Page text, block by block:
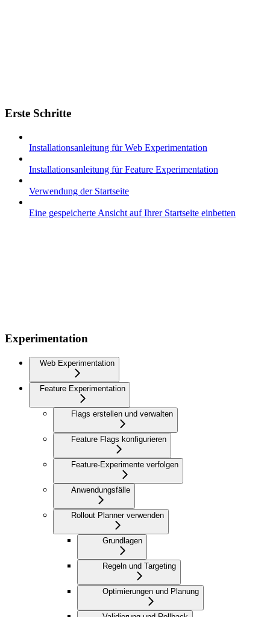
Erste Schritte
Installationsanleitung für Web Experimentation
Installationsanleitung für Feature Experimentation
Verwendung der Startseite
Eine gespeicherte Ansicht auf Ihrer Startseite einbetten
Experimentation
Web Experimentation
Feature Experimentation
Flags erstellen und verwalten
Feature Flags konfigurieren
Feature-Experimente verfolgen
Anwendungsfälle
Rollout Planner verwenden
Grundlagen
Regeln und Targeting
Optimierungen und Planung